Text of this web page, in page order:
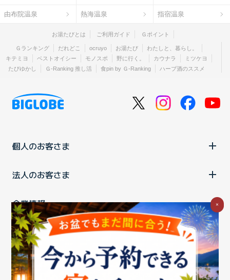
由布院温泉 熱海温泉 指宿温泉
お湯たびとは ご利用ガイド Ｇポイント
Ｇランキング だれどこ ocruyo お湯たび
わたしと、暮らし。
キテミヨ
ベストオイシー モノスポ 野に行く。 カウナラ
ミツケヨ
たびゆかし
Ｇ-Ranking 推し活 食pin by Ｇ-Ranking ハーブ酒のススメ
個人のお客さま
法人のお客さま
企業情報
ご利用中の方
お問い合わせ消費税の表示 ウェブアクセシビリティの取り組み
個人情報保護ポリシープライバシーポータル
Cookieポリシー
×